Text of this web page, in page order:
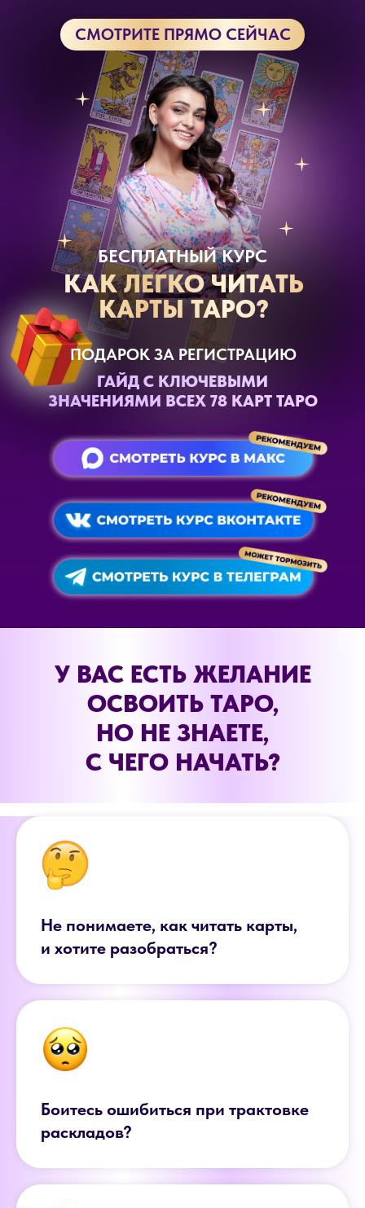
БЕСПЛАТНЫЙ КУРС
СМОТРИТЕ ПРЯМО СЕЙЧАС
КАК ЛЕГКО ЧИТАТЬ
КАРТЫ ТАРО?
ПОДАРОК ЗА РЕГИСТРАЦИЮ
ГАЙД С КЛЮЧЕВЫМИ
ЗНАЧЕНИЯМИ ВСЕХ 78 КАРТ ТАРО
У ВАС ЕСТЬ ЖЕЛАНИЕ
ОСВОИТЬ ТАРО,
НО НЕ ЗНАЕТЕ,
С ЧЕГО НАЧАТЬ?
Не понимаете, как читать карты,
и хотите разобраться?
Боитесь ошибиться при трактовке
раскладов?